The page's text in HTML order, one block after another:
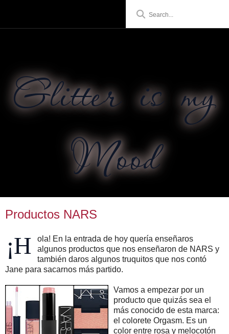
Glitter is my
Mood
Productos NARS
¡H
ola! En la entrada de hoy quería enseñaros
algunos productos que nos enseñaron de NARS y
también daros algunos truquitos que nos contó
Jane para sacarnos más partido.
Vamos a empezar por un
producto que quizás sea el
más conocido de esta marca:
el colorete Orgasm. Es un
color entre rosa y melocotón